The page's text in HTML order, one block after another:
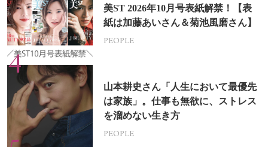
美ST 2026年10月号表紙解禁！【表
紙は加藤あいさん＆菊池風磨さん】
PEOPLE
山本耕史さん「人生において最優先
は家族」。仕事も無欲に、ストレス
を溜めない生き方
PEOPLE